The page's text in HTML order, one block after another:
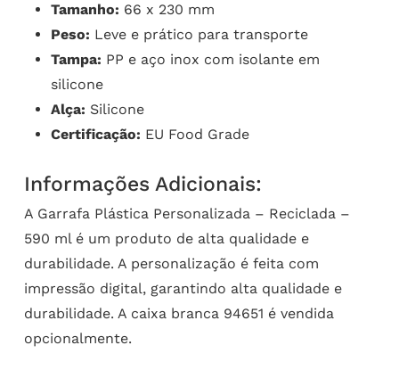
Tamanho: 66 x 230 mm
Peso: Leve e prático para transporte
Tampa: PP e aço inox com isolante em
silicone
Alça: Silicone
Certificação: EU Food Grade
Informações Adicionais:
A Garrafa Plástica Personalizada – Reciclada –
590 ml é um produto de alta qualidade e
durabilidade. A personalização é feita com
impressão digital, garantindo alta qualidade e
durabilidade. A caixa branca 94651 é vendida
opcionalmente.